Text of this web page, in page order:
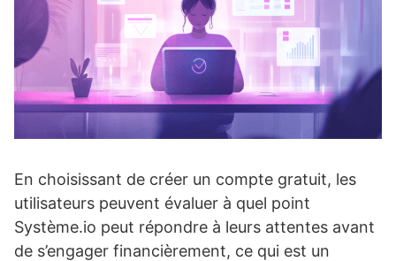
En choisissant de créer un compte gratuit, les
utilisateurs peuvent évaluer à quel point
Système.io peut répondre à leurs attentes avant
de s’engager financièrement, ce qui est un